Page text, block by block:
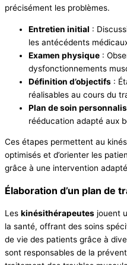
précisément les problèmes.
Entretien initial :
les antécédents
Examen physique :
dysfonctionnements
Définition d’objectifs :
réalisables au cours du
Plan de soin
rééducation adapté aux
Ces étapes permettent au
optimisés et d’orienter les
grâce à une intervention
Élaboration d’un plan de
Les kinésithérapeutes jouent
la santé, offrant des soins
de vie des patients grâce à
sont responsables de la